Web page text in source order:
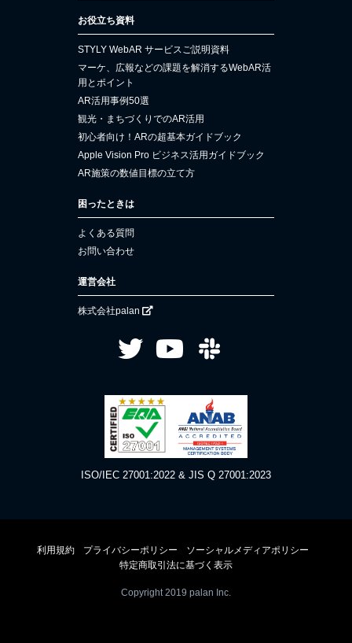
お役立ち資料
STYLY WebAR サービスご説明資料
マーケ、広報などの課題を解消するWebAR活
用とポイント
AR活用事例50選
観光・まちづくりでのAR活用
初心者向け！ARの超基本ガイドブック
Apple Vision Pro ビジネス活用ガイドブック
AR施策の数値目標の立て方
困ったときは
よくある質問
お問い合わせ
運営会社
株式会社palan
ISO/IEC 27001:2022 & JIS Q 27001:2023
利用規約 プライバシーポリシー
ソーシャルメディアポリシー
特定商取引法に基づく表示
Copyright 2019 palan Inc.